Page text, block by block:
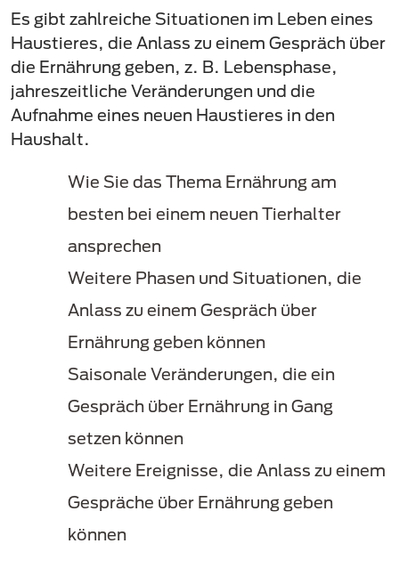
Es gibt zahlreiche Situationen im Leben eines
Haustieres, die Anlass zu einem Gespräch über
die Ernährung geben, z. B. Lebensphase,
jahreszeitliche Veränderungen und die
Aufnahme eines neuen Haustieres in den
Haushalt.
Wie Sie das Thema Ernährung am
besten bei einem neuen Tierhalter
ansprechen
Weitere Phasen und Situationen, die
Anlass zu einem Gespräch über
Ernährung geben können
Saisonale Veränderungen, die ein
Gespräch über Ernährung in Gang
setzen können
Weitere Ereignisse, die Anlass zu einem
Gespräche über Ernährung geben
können